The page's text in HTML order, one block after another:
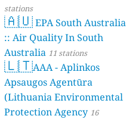
stations
🇦🇺EPA South Australia
:: Air Quality In South
Australia 11 stations
🇱🇹AAA - Aplinkos
Apsaugos Agentūra
(Lithuania Environmental
Protection Agency 16